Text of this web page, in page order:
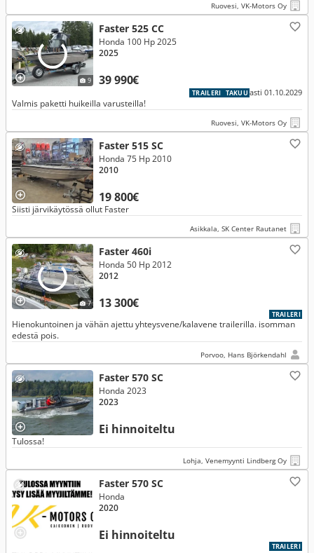
Ruovesi, VK-Motors Oy
9
Faster 525 CC
39 990€
Honda 100 Hp 2025
2025
TRAILERI TAKUU asti 01.10.2029
Valmis paketti huikeilla varusteilla!
Ruovesi, VK-Motors Oy
Faster 515 SC
19 800€
Honda 75 Hp 2010
2010
Siisti järvikäytössä ollut Faster
Asikkala, SK Center Rautanet
7
Faster 460i
13 300€
Honda 50 Hp 2012
2012
TRAILERI
Hienokuntoinen ja vähän ajettu yhteysvene/kalavene trailerilla. isomman
edestä pois.
Porvoo, Hans Björkendahl
Faster 570 SC
Ei hinnoiteltu
Honda 2023
2023
Tulossa!
Lohja, Venemyynti Lindberg Oy
Faster 570 SC
Ei hinnoiteltu
Honda
2020
TRAILERI